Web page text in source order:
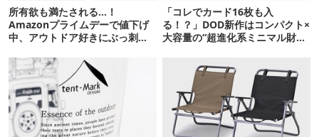
所有欲も満たされる…！
Amazonプライムデーで値下げ
中、アウトドア好きにぶっ刺さ
「コレでカード16枚も入
る！？」DOD新作はコンパクト×
大容量の“超進化系ミニマル財